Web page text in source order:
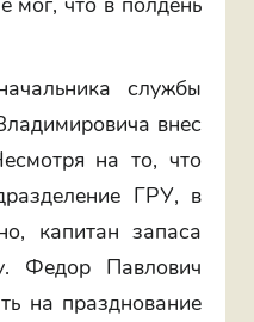
службы
внес
на то, что
ГРУ, в
капитан запаса
Федор Павлович
на празднование